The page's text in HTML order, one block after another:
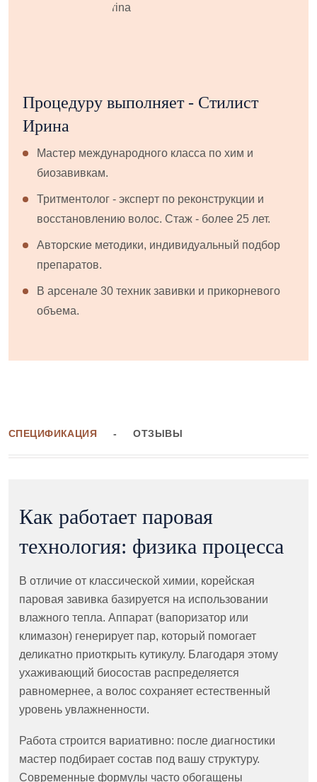
Процедуру выполняет - Стилист
Ирина
Мастер международного класса по хим и
биозавивкам.
Тритментолог - эксперт по реконструкции и
восстановлению волос. Стаж - более 25 лет.
Авторские методики, индивидуальный подбор
препаратов.
В арсенале 30 техник завивки и прикорневого
объема.
СПЕЦИФИКАЦИЯ ОТЗЫВЫ
Как работает паровая
технология: физика процесса
В отличие от классической химии, корейская
паровая завивка базируется на использовании
влажного тепла. Аппарат (вапоризатор или
климазон) генерирует пар, который помогает
деликатно приоткрыть кутикулу. Благодаря этому
ухаживающий биосостав распределяется
равномернее, а волос сохраняет естественный
уровень увлажненности.
Работа строится вариативно: после диагностики
мастер подбирает состав под вашу структуру.
Современные формулы часто обогащены